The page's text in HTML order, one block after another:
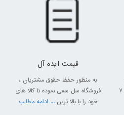
مشتریان امکان استرداد کالا را برای 7
قیمت ایده آل
به منظور حفظ حقوق مشتریان ،
فروشگاه سل سعی نموده تا کالا های
خود را با بالا ترین ... ادامه مطلب